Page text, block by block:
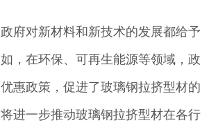
府对新材料和新技术的发展都给予
，在环保、可再生能源等领域，政
惠政策，促进了玻璃钢拉挤型材的
进一步推动玻璃钢拉挤型材在各行